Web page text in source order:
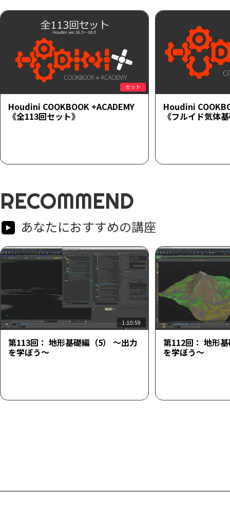
セット
Houdini COOKBOOK +ACADEMY
《全113回セット》
Houdini
《フルイド気体
RECOMMEND
あなたにおすすめの講座
1:10:59
第113回： 地形基礎編（5） ～出力
を学ぼう～
第112回： 地形
を学ぼう～